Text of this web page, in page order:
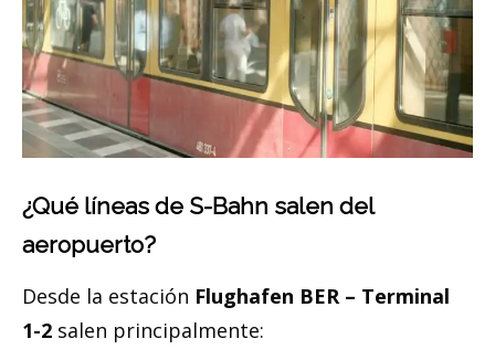
¿Qué líneas de S-Bahn salen del
aeropuerto?
Desde la estación Flughafen BER – Terminal
1-2 salen principalmente: